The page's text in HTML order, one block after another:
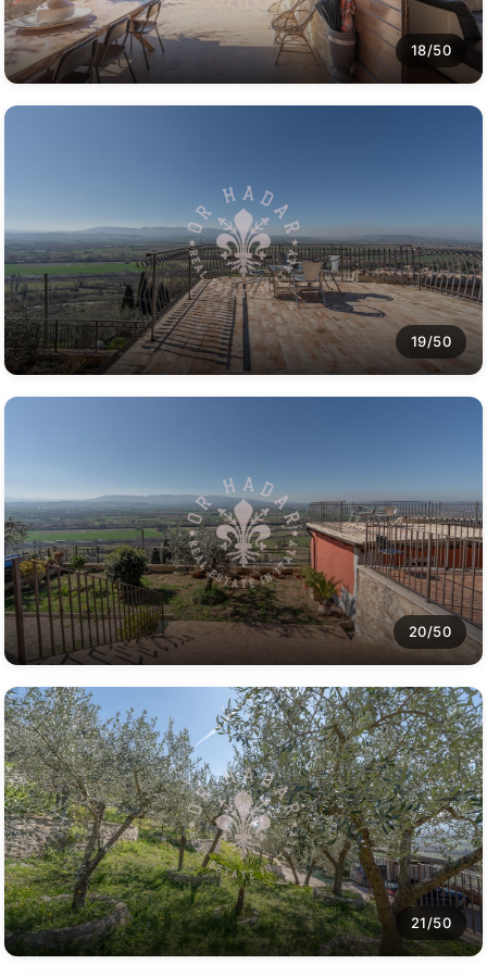
18/50
19/50
20/50
21/50